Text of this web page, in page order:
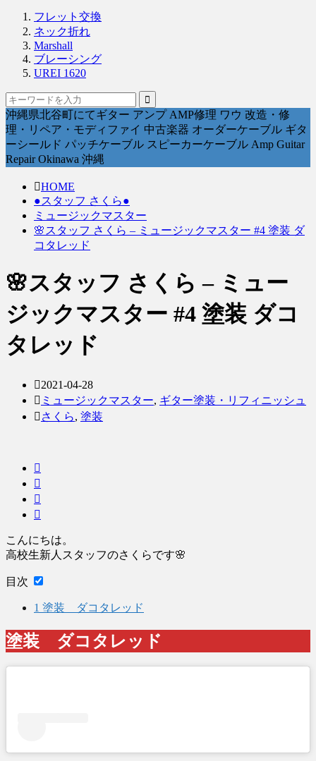
フレット交換
ネック折れ
Marshall
ブレーシング
UREI 1620
沖縄県北谷町にてギター アンプ AMP修理 ワウ 改造・修
理・リペア・モディファイ 中古楽器 オーダーケーブル ギタ
ーシールド パッチケーブル スピーカーケーブル Amp Guitar
Repair Okinawa 沖縄
HOME
●スタッフ さくら●
ミュージックマスター
🌸スタッフ さくら – ミュージックマスター #4 塗装 ダ
コタレッド
🌸スタッフ さくら – ミュー
ジックマスター #4 塗装 ダコ
タレッド
2021-04-28
ミュージックマスター, ギター塗装・リフィニッシュ
さくら, 塗装
こんにちは。
高校生新人スタッフのさくらです🌸
目次
1 塗装 ダコタレッド
塗装 ダコタレッド